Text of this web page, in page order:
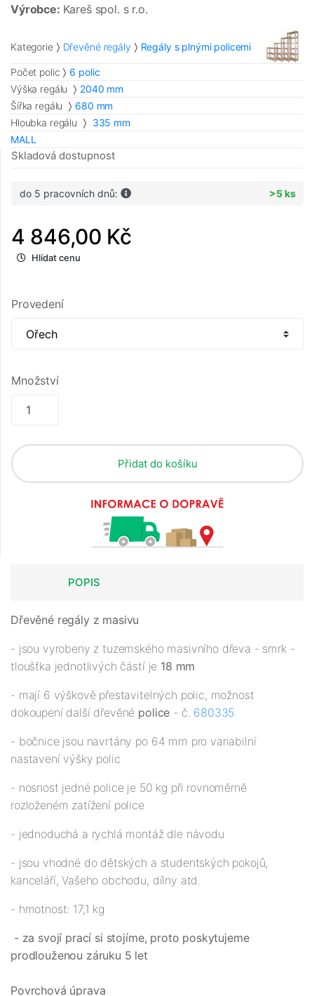
Výrobce: Kareš spol. s r.o.
Kategorie Dřevěné regály Regály s plnými policemi
Počet polic
6 polic
Výška regálu
2040 mm
Šířka regálu
680 mm
Hloubka regálu
335 mm
MALL
Skladová dostupnost
do 5 pracovních dnů: >5 ks
4 846,00 Kč
Hlídat cenu
Provedení
Množství
Přidat do košíku
POPIS
Dřevěné regály z masivu
- jsou vyrobeny z tuzemského masivního dřeva - smrk -
tloušťka jednotlivých částí je 18 mm
- mají 6 výškově přestavitelných polic, možnost
dokoupení další dřevěné police - č. 680335
- bočnice jsou navrtány po 64 mm pro variabilní
nastavení výšky polic
- nosnost jedné police je 50 kg při rovnoměrně
rozloženém zatížení police
- jednoduchá a rychlá montáž dle návodu
- jsou vhodné do dětských a studentských pokojů,
kanceláří, Vašeho obchodu, dílny atd.
- hmotnost: 17,1 kg
- za svojí prací si stojíme, proto poskytujeme
prodlouženou záruku 5 let
Povrchová úprava